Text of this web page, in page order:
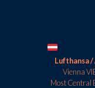
Lufthansa
Vienna
Most Central